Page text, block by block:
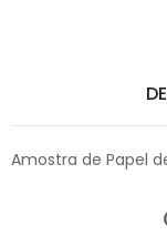
Amostra de Papel